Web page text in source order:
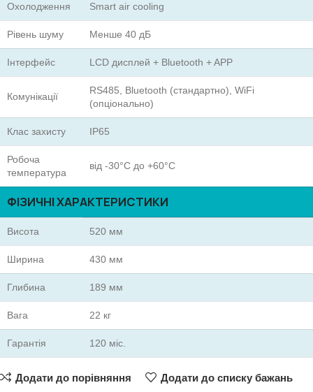
Охолодження Smart air cooling
Рівень шуму Менше 40 дБ
Інтерфейс LCD дисплей + Bluetooth + APP
Комунікації
RS485, Bluetooth (стандартно), WiFi
(опціонально)
Клас захисту IP65
Робоча
температура
від -30°C до +60°C
ФІЗИЧНІ ХАРАКТЕРИСТИКИ
Висота 520 мм
Ширина 430 мм
Глибина 189 мм
Вага 22 кг
Гарантія 120 міс.
Додати до порівняння Додати до списку бажань